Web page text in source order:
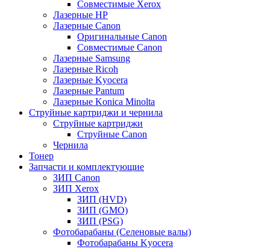
Совместимые Xerox
Лазерные HP
Лазерные Canon
Оригинальные Canon
Совместимые Canon
Лазерные Samsung
Лазерные Ricoh
Лазерные Kyocera
Лазерные Pantum
Лазерные Konica Minolta
Струйные картриджи и чернила
Струйные картриджи
Струйные Canon
Чернила
Тонер
Запчасти и комплектующие
ЗИП Canon
ЗИП Xerox
ЗИП (HVD)
ЗИП (GMO)
ЗИП (PSG)
Фотобарабаны (Селеновые валы)
Фотобарабаны Kyocera